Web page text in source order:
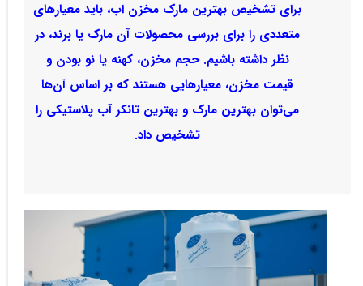
برای تشخیص بهترین مارک مخزن اب، باید معیارهای
متعددی را برای بررسی محصولات آن مارک یا برند، در
نظر داشته باشیم. حجم مخزن، کهنه یا نو بودن و
قیمت مخزن، معیارهایی هستند که بر اساس آن‌ها
می‌توان بهترین مارک و بهترین تانکر آب پلاستیکی را
تشخیص داد.